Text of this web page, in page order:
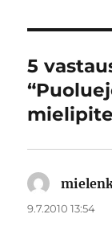
5
9.7.2010 13:54